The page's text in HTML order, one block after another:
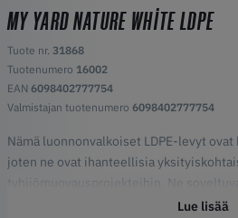
MY YARD NATURE WHITE LDPE
Tuote nr. 31868
Tuotenumero 16002
EAN 6098402777754
Valmistajan tuotenumero 6098402777754
Nämä luonnonvalkoiset LDPE-levyt
joten ne ovat ihanteellisia
tyhjiömuovausprojekteihin. Ne
kipsimuottiin ja betonin muotoiluun,
Lue lisää